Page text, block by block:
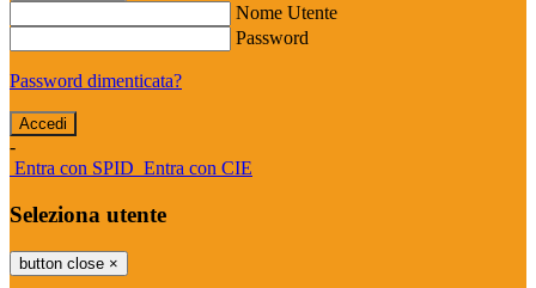
Nome Utente
Password
Password dimenticata?
-
Entra con SPID Entra con CIE
Seleziona utente
button close ×